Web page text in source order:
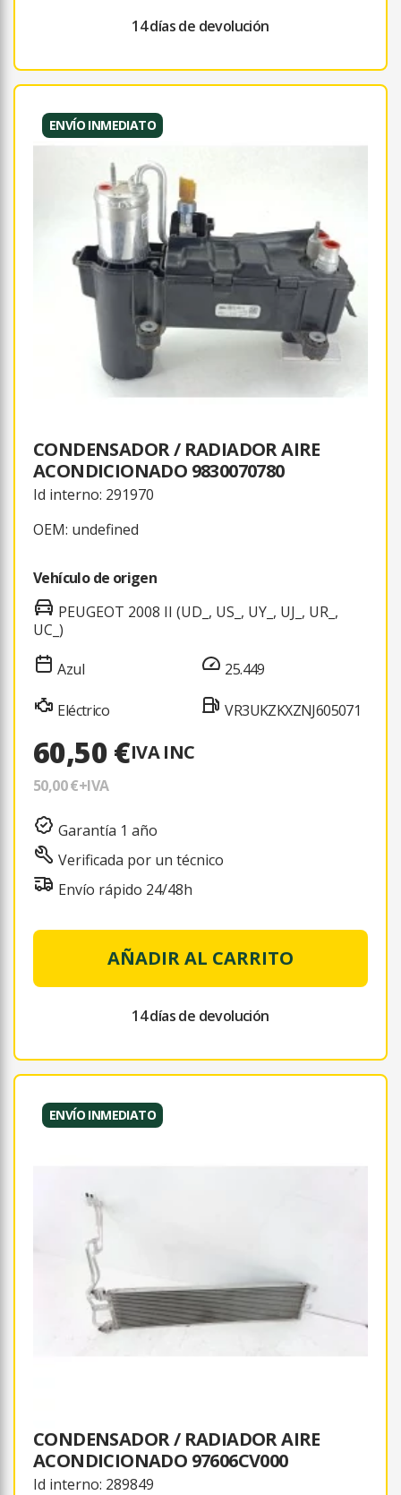
14 días de devolución
ENVÍO INMEDIATO
CONDENSADOR / RADIADOR AIRE
ACONDICIONADO 9830070780
Id interno: 291970
OEM: undefined
Vehículo de origen
PEUGEOT 2008 II (UD_, US_, UY_, UJ_, UR_,
UC_)
Azul
Eléctrico
25.449
VR3UKZKXZNJ605071
60,50 €IVA INC
50,00 €+IVA
Garantía 1 año
Verificada por un técnico
Envío rápido 24/48h
AÑADIR AL CARRITO
14 días de devolución
ENVÍO INMEDIATO
CONDENSADOR / RADIADOR AIRE
ACONDICIONADO 97606CV000
Id interno: 289849